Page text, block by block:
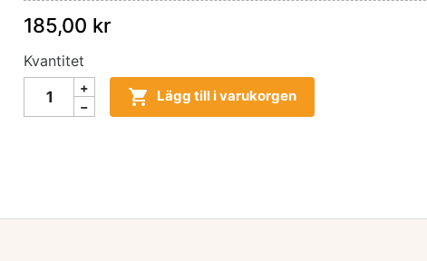
185,00 kr
Kvantitet
 Lägg till i varukorgen